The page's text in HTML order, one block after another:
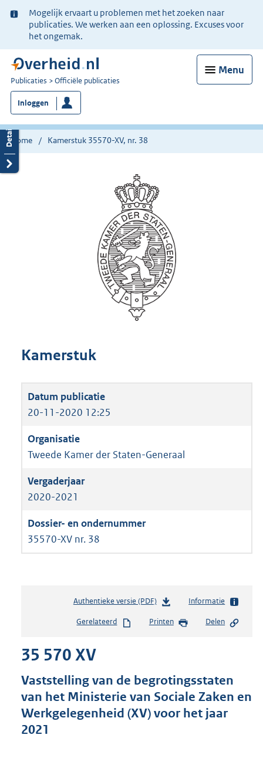
Ter
informatie:
Mogelijk ervaart u problemen met het zoeken naar
publicaties. We werken aan een oplossing. Excuses voor
het ongemak.
Menu
U
bent
nu
hier:
Publicaties Officiële publicaties
Inloggen
Home Kamerstuk 35570-XV, nr. 38
Kamerstuk
20-11-2020 12:25
Tweede Kamer der Staten-Generaal
2020-2021
35570-XV nr. 38
Authentieke versie (PDF)b
s
s
g
r
Informatie
Gerelateerd Printen Delen
35 570 XV
Vaststelling van de begrotingsstaten
van het Ministerie van Sociale Zaken en
Werkgelegenheid (XV) voor het jaar
2021